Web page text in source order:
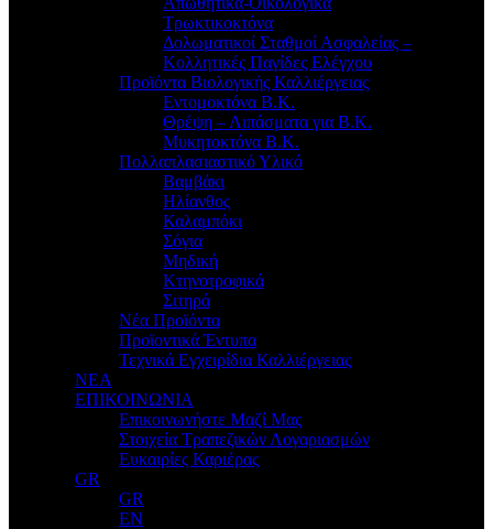
Τρωκτικοκτόνα
Δολωματικοί Σταθμοί Ασφαλείας –
Κολλητικές Παγίδες Ελέγχου
Προϊόντα Βιολογικής Καλλιέργειας
Εντομοκτόνα Β.Κ.
Θρέψη – Λιπάσματα για Β.Κ.
Μυκητοκτόνα Β.Κ.
Πολλαπλασιαστικό Υλικό
Βαμβάκι
Ηλίανθος
Καλαμπόκι
Σόγια
Μηδική
Κτηνοτροφικά
Σιτηρά
Νέα Προϊόντα
Προϊοντικά Έντυπα
Τεχνικά Εγχειρίδια Καλλιέργειας
ΝΕΑ
ΕΠΙΚΟΙΝΩΝΙΑ
Επικοινωνήστε Μαζί Μας
Στοιχεία Τραπεζικών Λογαριασμών
Ευκαιρίες Καριέρας
GR
GR
EN